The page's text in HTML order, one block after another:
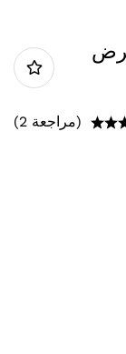
(مراجعة 2)